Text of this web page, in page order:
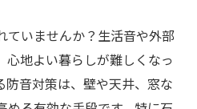
ていませんか？生活音や外部
心地よい暮らしが難しくなっ
防音対策は、壁や天井、窓な